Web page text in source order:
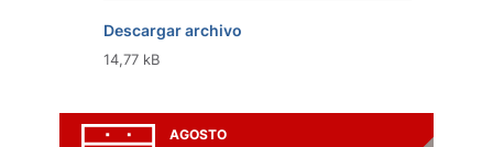
Descargar archivo
14,77 kB
AGOSTO